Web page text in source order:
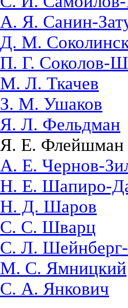
А. Я. Санин-
Д. М.
П. Г. Соколов-
М. Л. Ткачев
З. М. Ушаков
Я. Л. Фельдман
Я. Е. Флейшман
А. Е. Чернов-
Н. Е. Шапиро-
Н. Д. Шаров
С. С. Шварц
С. Л.
М. С. Ямницкий
С. А. Янкович